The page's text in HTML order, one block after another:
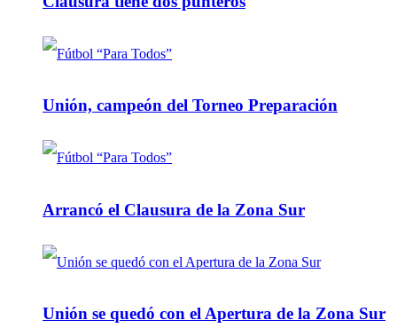
Unión, campeón del Torneo Preparación
Arrancó el Clausura de la Zona Sur
Unión se quedó con el Apertura de la Zona Sur